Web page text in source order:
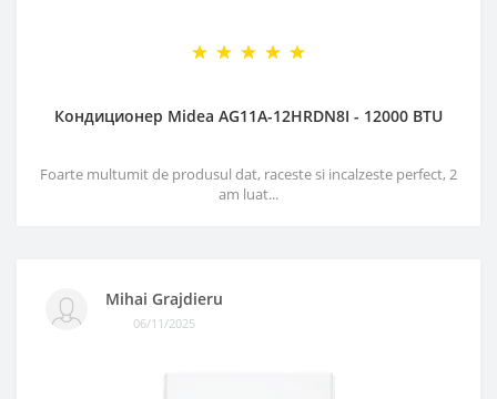
Кондиционер Midea AG11A-12HRDN8I - 12000 BTU
Foarte multumit de produsul dat, raceste si incalzeste perfect, 2
am luat...
Mihai Grajdieru
06/11/2025